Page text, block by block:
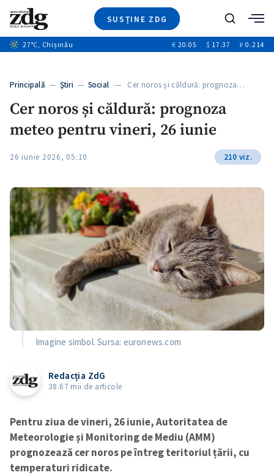
SUSȚINE ZDG
Ştiri
+7
Video
Special
Blog
Caută
27°C, Chișinău € 20.05 $ 17.37 ₽ 0.214
Principală — Ştiri — Social — Cer noros și căldură: prognoza…
Cer noros și căldură: prognoza
meteo pentru vineri, 26 iunie
26 iunie 2026, 05:10 210 viz.
Imagine simbol. Sursa: euronews.com
Redacția ZdG
38.67 mii de articole
Pentru ziua de vineri, 26 iunie, Autoritatea de
Meteorologie și Monitoring de Mediu (AMM)
prognozează cer noros pe întreg teritoriul țării, cu
temperaturi ridicate.